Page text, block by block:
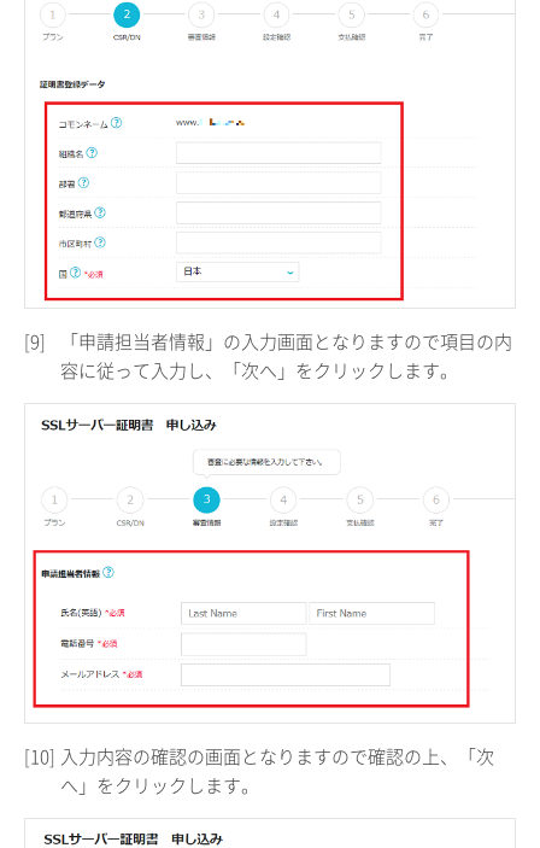
[9]
「申請担当者情報」の入力画面となりますので項目の内
容に従って入力し、「次へ」をクリックします。
[10] 入力内容の確認の画面となりますので確認の上、「次
へ」をクリックします。